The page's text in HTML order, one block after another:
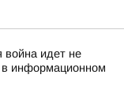
война идет не
в информационном